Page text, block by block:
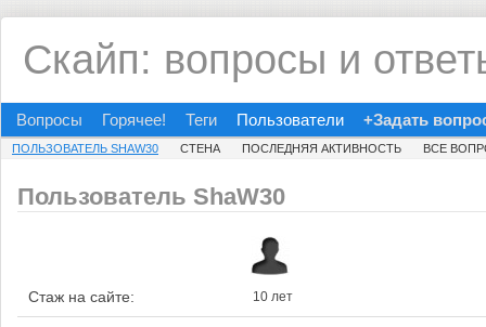
Скайп: вопросы и
Вопросы Горячее! Теги Пользователи +Задать
ПОЛЬЗОВАТЕЛЬ SHAW30 СТЕНА ПОСЛЕДНЯЯ АКТИВНОСТЬ ВСЕ
Пользователь ShaW30
Стаж на сайте: 10 лет